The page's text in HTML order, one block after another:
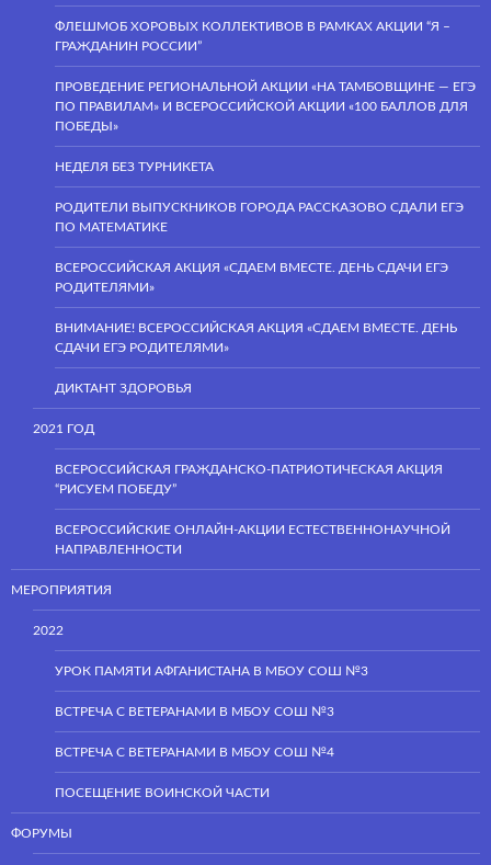
ФЛЕШМОБ ХОРОВЫХ КОЛЛЕКТИВОВ В РАМКАХ АКЦИИ “Я –
ГРАЖДАНИН РОССИИ”
ПРОВЕДЕНИЕ РЕГИОНАЛЬНОЙ АКЦИИ «НА ТАМБОВЩИНЕ — ЕГЭ
ПО ПРАВИЛАМ» И ВСЕРОССИЙСКОЙ АКЦИИ «100 БАЛЛОВ ДЛЯ
ПОБЕДЫ»
НЕДЕЛЯ БЕЗ ТУРНИКЕТА
РОДИТЕЛИ ВЫПУСКНИКОВ ГОРОДА РАССКАЗОВО СДАЛИ ЕГЭ
ПО МАТЕМАТИКЕ
ВСЕРОССИЙСКАЯ АКЦИЯ «СДАЕМ ВМЕСТЕ. ДЕНЬ СДАЧИ ЕГЭ
РОДИТЕЛЯМИ»
ВНИМАНИЕ! ВСЕРОССИЙСКАЯ АКЦИЯ «СДАЕМ ВМЕСТЕ. ДЕНЬ
СДАЧИ ЕГЭ РОДИТЕЛЯМИ»
ДИКТАНТ ЗДОРОВЬЯ
2021 ГОД
ВСЕРОССИЙСКАЯ ГРАЖДАНСКО-ПАТРИОТИЧЕСКАЯ АКЦИЯ
“РИСУЕМ ПОБЕДУ”
ВСЕРОССИЙСКИЕ ОНЛАЙН-АКЦИИ ЕСТЕСТВЕННОНАУЧНОЙ
НАПРАВЛЕННОСТИ
МЕРОПРИЯТИЯ
2022
УРОК ПАМЯТИ АФГАНИСТАНА В МБОУ СОШ №3
ВСТРЕЧА С ВЕТЕРАНАМИ В МБОУ СОШ №3
ВСТРЕЧА С ВЕТЕРАНАМИ В МБОУ СОШ №4
ПОСЕЩЕНИЕ ВОИНСКОЙ ЧАСТИ
ФОРУМЫ